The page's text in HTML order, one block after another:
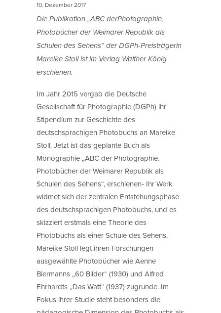
10. Dezember 2017
Die Publikation „ABC derPhotographie.
Photobücher der Weimarer Republik als
Schulen des Sehens“ der DGPh-Preisträgerin
Mareike Stoll ist im Verlag Walther König
erschienen.
Im Jahr 2015 vergab die Deutsche
Gesellschaft für Photographie (DGPh) ihr
Stipendium zur Geschichte des
deutschsprachigen Photobuchs an Mareike
Stoll. Jetzt ist das geplante Buch als
Monographie „ABC der Photographie.
Photobücher der Weimarer Republik als
Schulen des Sehens“, erschienen- Ihr Werk
widmet sich der zentralen Entstehungsphase
des deutschsprachigen Photobuchs, und es
skizziert erstmals eine Theorie des
Photobuchs als einer Schule des Sehens.
Mareike Stoll legt ihren Forschungen
ausgewählte Photobücher wie Aenne
Biermanns „60 Bilder“ (1930) und Alfred
Ehrhardts „Das Watt“ (1937) zugrunde. Im
Fokus ihrer Studie steht besonders die